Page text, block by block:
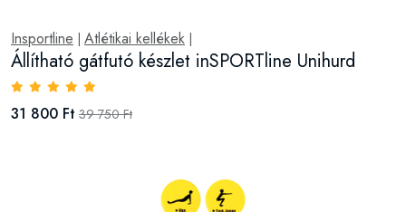
Insportline Atlétikai kellékek
Állítható gátfutó készlet inSPORTline Unihurd
31 800 Ft 39 750 Ft